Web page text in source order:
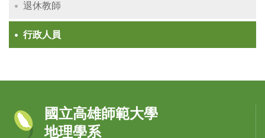
退休教師
行政人員
國立高雄師範大學
地理學系